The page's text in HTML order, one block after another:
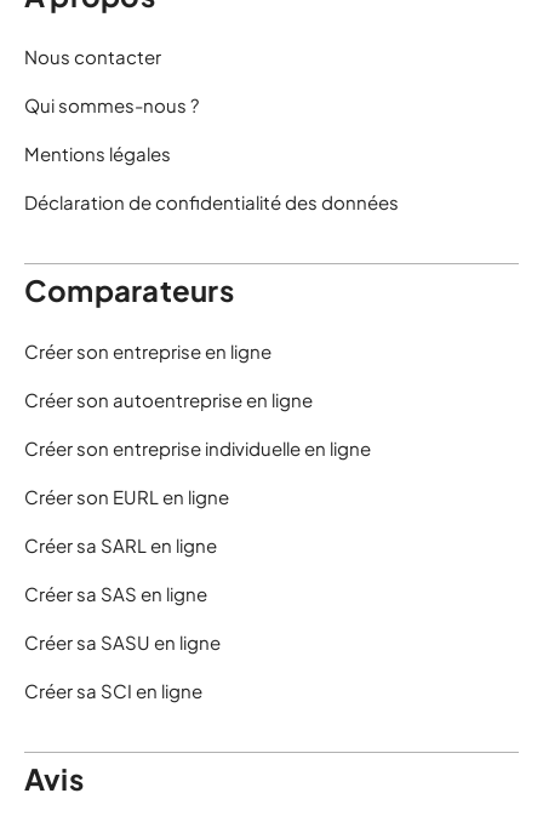
Nous contacter
Qui sommes-nous ?
Mentions légales
Déclaration de confidentialité des données
Comparateurs
Créer son entreprise en ligne
Créer son autoentreprise en ligne
Créer son entreprise individuelle en ligne
Créer son EURL en ligne
Créer sa SARL en ligne
Créer sa SAS en ligne
Créer sa SASU en ligne
Créer sa SCI en ligne
Avis